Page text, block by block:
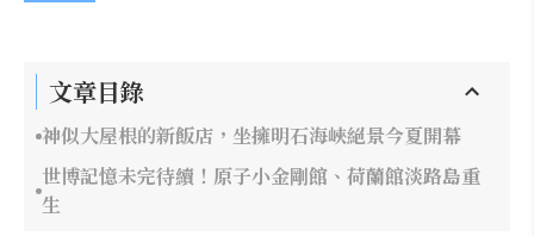
文章目錄
神似大屋根的新飯店，坐擁明石海峽絕景今夏開幕
世博記憶未完待續！原子小金剛館、荷蘭館淡路島重
生